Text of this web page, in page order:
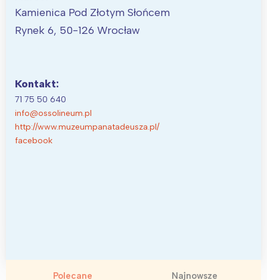
Kamienica Pod Złotym Słońcem
Rynek 6, 50-126 Wrocław
Kontakt:
71 75 50 640
info@ossolineum.pl
http://www.muzeumpanatadeusza.pl/
facebook
Polecane Najnowsze